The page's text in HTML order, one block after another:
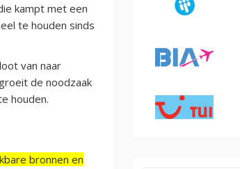
kampt met een
te houden sinds
van naar
de noodzaak
houden.
bronnen en